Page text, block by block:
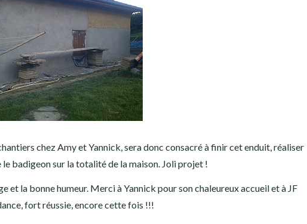
chez Amy et Yannick, sera donc consacré à finir cet enduit, réaliser
badigeon sur la totalité de la maison. Joli projet !
et la bonne humeur. Merci à Yannick pour son chaleureux accueil et à JF
fort réussie, encore cette fois !!!